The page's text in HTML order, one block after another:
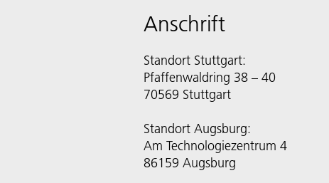
Anschrift
Standort Stuttgart:
Pfaffenwaldring 38 – 40
70569 Stuttgart
Standort Augsburg:
Am Technologiezentrum 4
86159 Augsburg